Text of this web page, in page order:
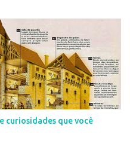
curiosidades que você